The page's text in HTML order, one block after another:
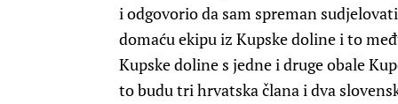
i odgovorio da sam spreman
domaću ekipu iz Kupske doline i to
Kupske doline s jedne i druge obale
to budu tri hrvatska člana i dva